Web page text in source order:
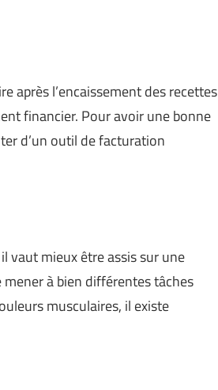
après l’encaissement des recettes
financier. Pour avoir une bonne
d’un outil de facturation
vaut mieux être assis sur une
à bien différentes tâches
musculaires, il existe